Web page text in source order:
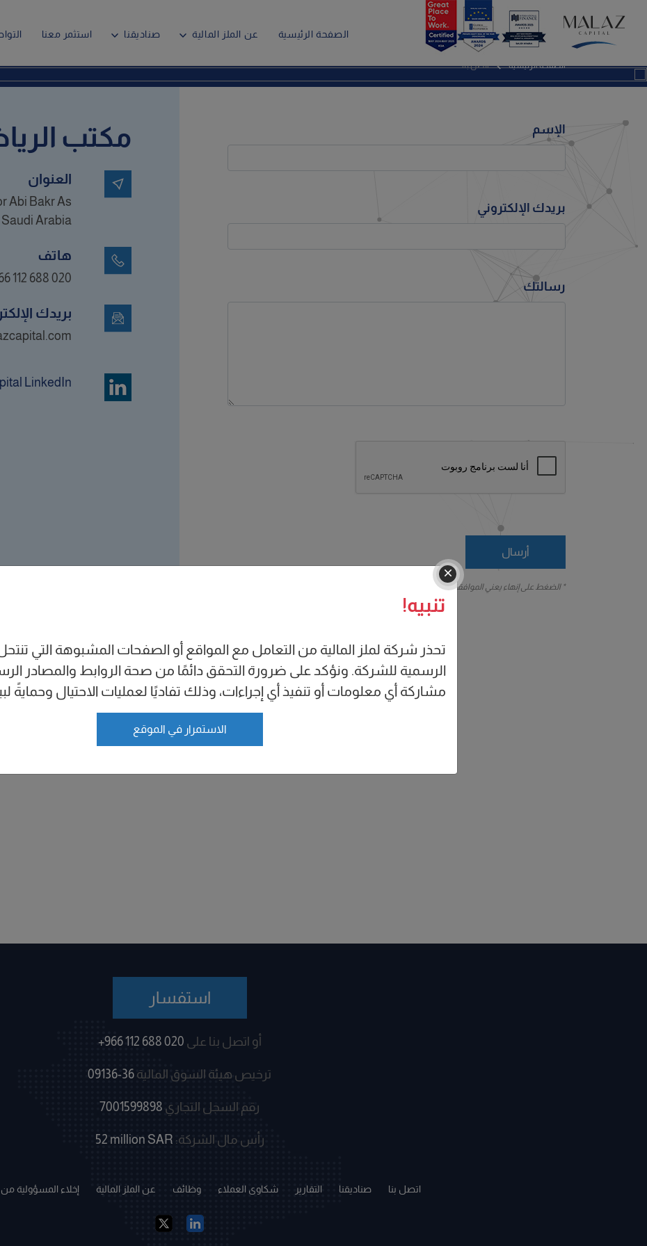
الصفحة الرئيسية عن الملز المالية صناديقنا استثمر معنا اتصل بنا
الصفحة الرئيسية اتصل بنا
الإسم
بريدك الإلكتروني
رسالتك
أرسال
* الضغط على إنهاء يعني الموافقة على قبول ملز كابيتال بيان الخصوصية , الشروط و الأحكام
مكتب
العنوان
Abi Bakr As
Saudi Arabia
هاتف
112 688 020
بريدك
LinkedIn
استفسار
أو اتصل بنا على +966 112 688 020
ترخيص هيئة السوق المالية 09136-36
رقم السجل التجاري 7001599898
رأس مال الشركة: 52 million SAR
اتصل بنا صناديقنا التقارير شكاوى العملاء وظائف عن الملز المالية إخلاء المسؤولية من
تنبيه!
تحذر شركة لملز المالية من التعامل مع المواقع أو الصفحات المشبوهة التي
الرسمية للشركة. ونؤكد على ضرورة التحقق دائمًا من صحة الروابط والمصادر
مشاركة أي معلومات أو تنفيذ أي إجراءات، وذلك تفاديًا لعمليات الاحتيال وحمايةً
الاستمرار في الموقع